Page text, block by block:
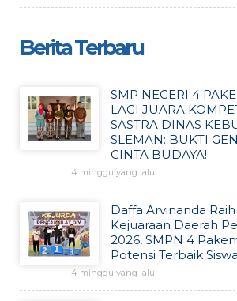
Berita Terbaru
SMP NEGERI 4
LAGI JUARA
SASTRA DINAS
SLEMAN: BUKTI
CINTA BUDAYA!
4 minggu yang lalu
Daffa Arvinanda Raih
Kejuaraan Daerah
2026, SMPN 4
Potensi Terbaik Siswa
4 minggu yang lalu